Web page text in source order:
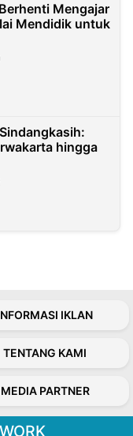
Mengajar
Mendidik untuk
hingga
IKLAN
TENTANG KAMI
MEDIA PARTNER